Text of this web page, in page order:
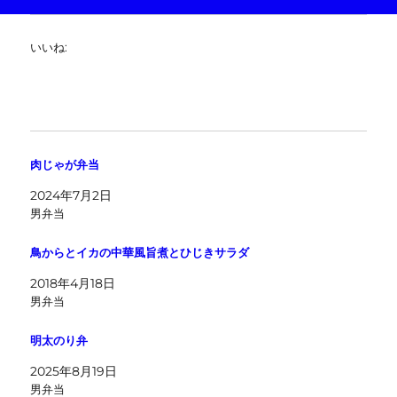
いいね:
肉じゃが弁当
2024年7月2日
男弁当
鳥からとイカの中華風旨煮とひじきサラダ
2018年4月18日
男弁当
明太のり弁
2025年8月19日
男弁当